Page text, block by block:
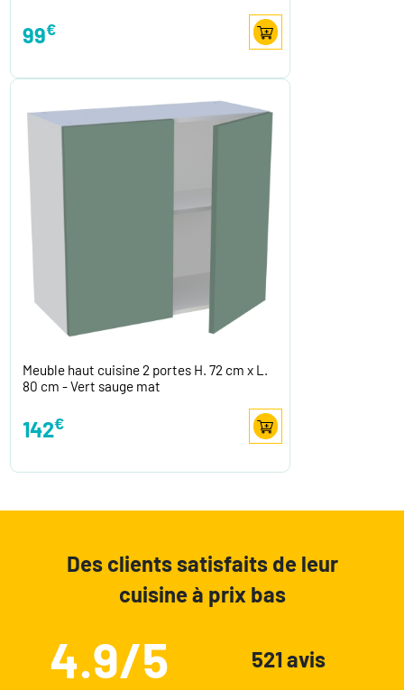
99€
Meuble haut cuisine 2 portes H. 72 cm x L.
80 cm - Vert sauge mat
142€
Des clients satisfaits de leur
cuisine à prix bas
4.9/5 521 avis